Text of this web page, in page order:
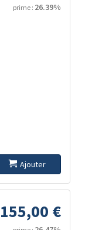
prime : 26.39%
Ajouter
155,00 €